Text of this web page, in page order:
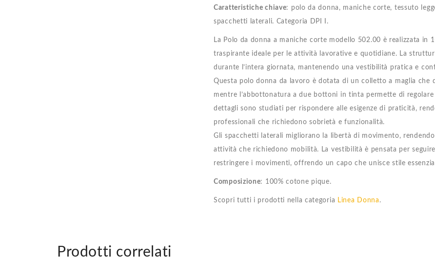
Caratteristiche chiave: polo da donna, maniche corte, tessuto
spacchetti laterali. Categoria DPI I.
La Polo da donna a maniche corte modello 502.00 è realizzata in
traspirante ideale per le attività lavorative e quotidiane. La
durante l’intera giornata, mantenendo una vestibilità pratica e
Questa polo donna da lavoro è dotata di un colletto a maglia
mentre l’abbottonatura a due bottoni in tinta permette di regolare
dettagli sono studiati per rispondere alle esigenze di praticità,
professionali che richiedono sobrietà e funzionalità.
Gli spacchetti laterali migliorano la libertà di movimento,
attività che richiedono mobilità. La vestibilità è pensata per
restringere i movimenti, offrendo un capo che unisce stile
Composizione: 100% cotone pique.
Scopri tutti i prodotti nella categoria Linea Donna .
Prodotti correlati